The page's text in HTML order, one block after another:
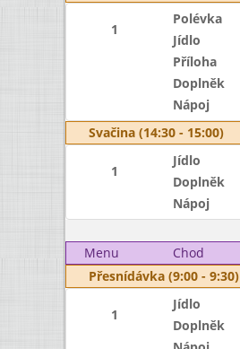
1
Polévka
Jídlo
Příloha
Doplněk
Nápoj
Svačina (14:30 - 15:00)
1
Jídlo
Doplněk
Nápoj
Menu
Chod
Přesnídávka (9:00 - 9:30)
1
Jídlo
Doplněk